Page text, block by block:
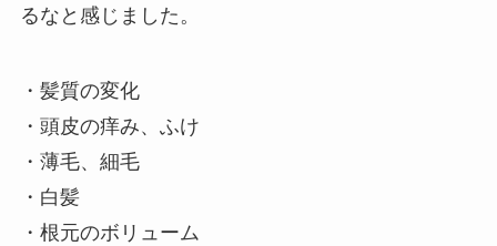
るなと感じました。
・髪質の変化
・頭皮の痒み、ふけ
・薄毛、細毛
・白髪
・根元のボリューム